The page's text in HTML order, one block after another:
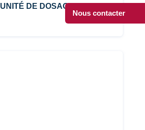
Nous contacter
UNITÉ DE DOSAGE D’EAU